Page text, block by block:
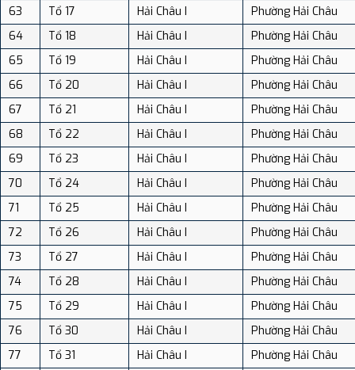
63
Tổ 17 Hải Châu I
Phường Hải Châu
64
Tổ 18 Hải Châu I
Phường Hải Châu
65
Tổ 19 Hải Châu I
Phường Hải Châu
66
Tổ 20 Hải Châu I
Phường Hải Châu
67
Tổ 21 Hải Châu I
Phường Hải Châu
68
Tổ 22 Hải Châu I
Phường Hải Châu
69
Tổ 23 Hải Châu I
Phường Hải Châu
70
Tổ 24 Hải Châu I
Phường Hải Châu
71
Tổ 25 Hải Châu I
Phường Hải Châu
72
Tổ 26 Hải Châu I
Phường Hải Châu
73
Tổ 27 Hải Châu I
Phường Hải Châu
74
Tổ 28 Hải Châu I
Phường Hải Châu
75
Tổ 29 Hải Châu I
Phường Hải Châu
76
Tổ 30 Hải Châu I
Phường Hải Châu
77
Tổ 31 Hải Châu I
Phường Hải Châu